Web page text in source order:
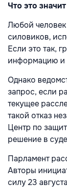
Что это
Любой
силовиков,
Если это так,
информацию и
Однако
запрос, если
текущее
такой отказ
Центр по
решение в
Парламент
Авторы
силу 23